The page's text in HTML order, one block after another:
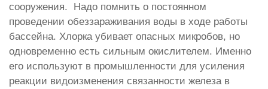
сооружения. Надо помнить о постоянном
проведении обеззараживания воды в ходе работы
бассейна. Хлорка убивает опасных микробов, но
одновременно есть сильным окислителем. Именно
его используют в промышленности для усиления
реакции видоизменения связанности железа в